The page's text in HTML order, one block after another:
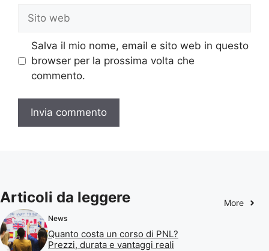
web
Salva il mio nome, email e sito web in questo
browser per la prossima volta che
commento.
Articoli da leggere More
News
Quanto costa un corso di PNL?
Prezzi, durata e vantaggi reali